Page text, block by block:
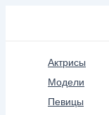
Актрисы
Модели
Певицы